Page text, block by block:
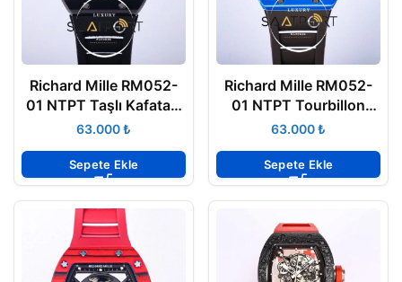
Richard Mille RM052-
01 NTPT Taşlı Kafatası
Kadran₺
Sepete Ekle
Richard Mille RM052-
01 NTPT Tourbillon
Blue Skull Carbon
₺
Sepete Ekle